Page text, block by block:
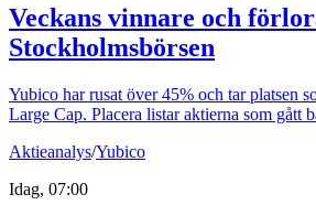
Veckans vinnare och
Stockholmsbörsen
Yubico har rusat över 45% och tar platsen
Large Cap. Placera listar aktierna som gått
Aktieanalys/Yubico
Idag, 07:00